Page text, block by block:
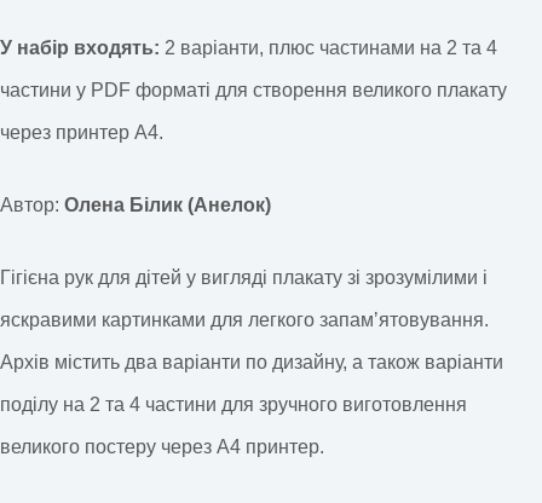
У набір входять: 2 варіанти, плюс частинами на 2 та 4
частини у PDF форматі для створення великого плакату
через принтер А4.
Автор: Олена Білик (Анелок)
Гігієна рук для дітей у вигляді плакату зі зрозумілими і
яскравими картинками для легкого запамʼятовування.
Архів містить два варіанти по дизайну, а також варіанти
поділу на 2 та 4 частини для зручного виготовлення
великого постеру через А4 принтер.